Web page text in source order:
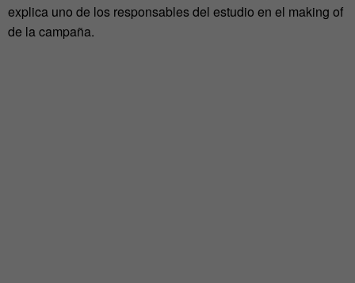
explica uno de los responsables del estudio en el making of
de la campaña.